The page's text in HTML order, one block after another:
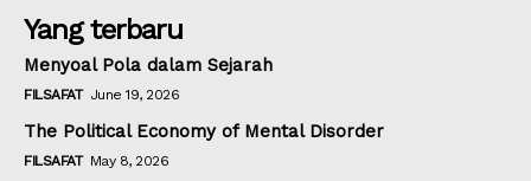
Yang terbaru
Menyoal Pola dalam Sejarah
FILSAFAT June 19, 2026
The Political Economy of Mental Disorder
FILSAFAT May 8, 2026